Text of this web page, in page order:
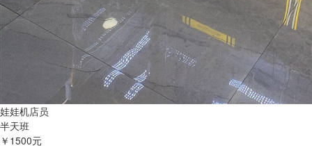
娃娃机店员
半天班
￥1500元